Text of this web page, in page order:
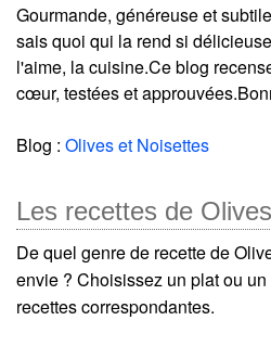
Gourmande, généreuse et
sais quoi qui la rend si
l'aime, la cuisine.Ce blog
cœur, testées et
Blog : Olives et Noisettes
Les recettes de
De quel genre de recette de
envie ? Choisissez un plat ou
recettes correspondantes.